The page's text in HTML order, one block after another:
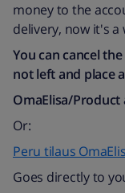
money to the
delivery, now it's
You can cancel
not left and place
OmaElisa/
Or:
Peru tilaus
Goes directly to